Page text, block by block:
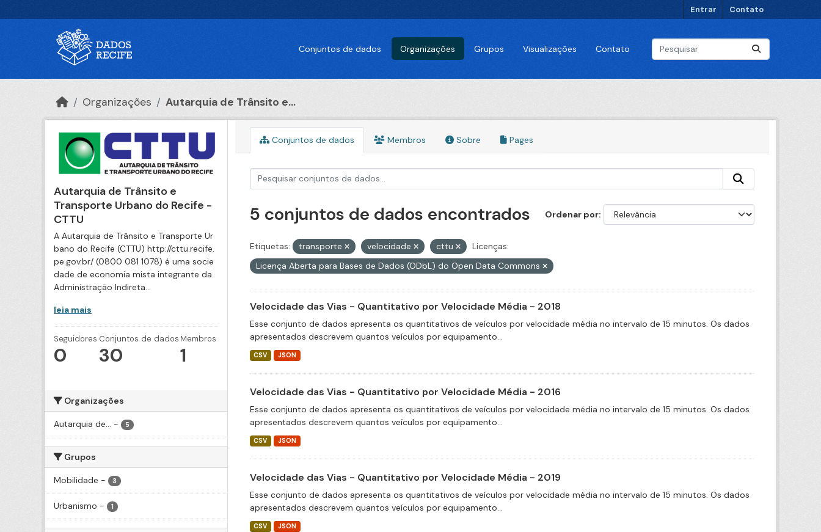
Entrar Contato
Conjuntos de dados Organizações Grupos Visualizações Contato
Organizações Autarquia de Trânsito e...
Autarquia de Trânsito e
Transporte Urbano do Recife -
CTTU
A Autarquia de Trânsito e Transporte Ur
bano do Recife (CTTU) http://cttu.recife.
pe.gov.br/ (0800 081 1078) é uma socie
dade de economia mista integrante da
Administração Indireta...
leia mais
Seguidores
0
Conjuntos de dados
30
Membros
1
Organizações
Autarquia de... - 5
Grupos
Mobilidade - 3
Urbanismo - 1
Conjuntos de dados Membros Sobre Pages
Ordenar por
5 conjuntos de dados encontrados
Etiquetas: transporte velocidade cttu
Licenças:
Licença Aberta para Bases de Dados (ODbL) do Open Data Commons
Velocidade das Vias - Quantitativo por Velocidade Média - 2018
Esse conjunto de dados apresenta os quantitativos de veículos por velocidade média no intervalo de 15 minutos. Os dados
apresentados descrevem quantos veículos por equipamento...
CSV JSON
Velocidade das Vias - Quantitativo por Velocidade Média - 2016
Esse conjunto de dados apresenta os quantitativos de veículos por velocidade média no intervalo de 15 minutos. Os dados
apresentados descrevem quantos veículos por equipamento...
CSV JSON
Velocidade das Vias - Quantitativo por Velocidade Média - 2019
Esse conjunto de dados apresenta os quantitativos de veículos por velocidade média no intervalo de 15 minutos. Os dados
apresentados descrevem quantos veículos por equipamento...
CSV JSON